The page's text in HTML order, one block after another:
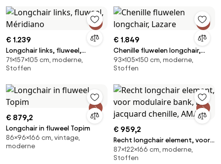
ODNA
€ 1.239
Longchair links, fluweel,
Méridiano
71×157×105 cm, moderne,
Stoffen
€ 1.849
Chenille fluwelen longchair,
Lazare
93×105×150 cm, moderne,
Stoffen
€ 879,2
Longchair in fluweel Topim
86×96×166 cm, vintage,
moderne
€ 959,2
Recht longchair element, voor
modulaire bank, in jacquard
chenille, AMAD
87×122×166 cm, moderne,
Stoffen